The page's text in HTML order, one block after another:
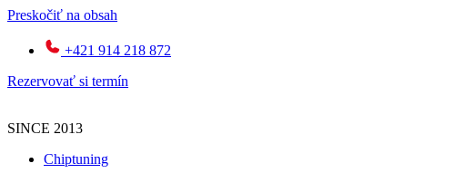
Preskočiť na obsah
+421 914 218 872
Rezervovať si termín
SINCE 2013
Chiptuning